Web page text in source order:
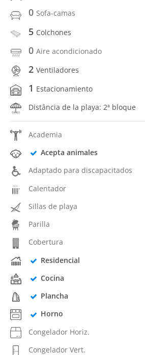
0 Sofa-camas
5 Colchones
0 Aire acondicionado
2 Ventiladores
1 Estacionamiento
Distância de la playa: 2ª bloque
Academia
Acepta animales
Adaptado para discapacitados
Calentador
Sillas de playa
Parilla
Cobertura
Residencial
Cocina
Plancha
Horno
Congelador Horiz.
Congelador Vert.